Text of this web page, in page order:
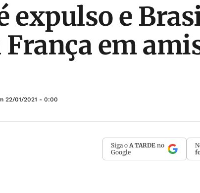
expulso e
França em
22/01/2021 - 0:00
Siga o A TARDE no
Google